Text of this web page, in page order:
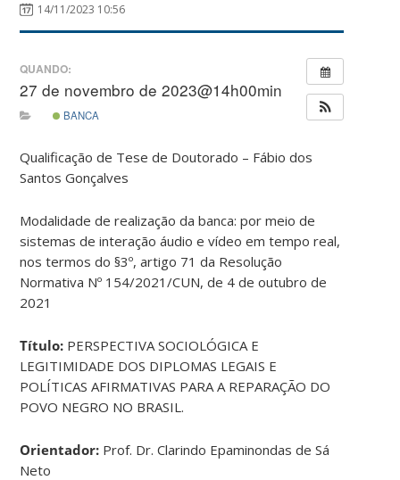
14/11/2023 10:56
QUANDO:
27 de novembro de 2023@14h00min
BANCA
Qualificação de Tese de Doutorado – Fábio dos
Santos Gonçalves
Modalidade de realização da banca: por meio de
sistemas de interação áudio e vídeo em tempo real,
nos termos do §3º, artigo 71 da Resolução
Normativa Nº 154/2021/CUN, de 4 de outubro de
2021
Título: PERSPECTIVA SOCIOLÓGICA E
LEGITIMIDADE DOS DIPLOMAS LEGAIS E
POLÍTICAS AFIRMATIVAS PARA A REPARAÇÃO DO
POVO NEGRO NO BRASIL.
Orientador: Prof. Dr. Clarindo Epaminondas de Sá
Neto